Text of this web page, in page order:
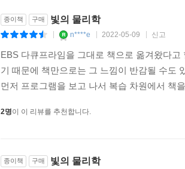
종이책 구매 빛의 물리학
n****e 2022-05-09 신고
EBS 다큐프라임을 그대로 책으로 옮겨왔다
기 때문에 책만으로는 그 느낌이 반감될 수도
먼저 프로그램을 보고 나서 복습 차원에서 책
2명이 이 리뷰를 추천합니다.
종이책 구매 빛의 물리학